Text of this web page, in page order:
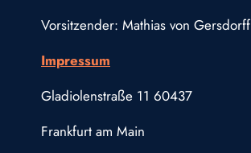
Vorsitzender: Mathias von Gersdorff
Impressum
Gladiolenstraße 11 60437
Frankfurt am Main